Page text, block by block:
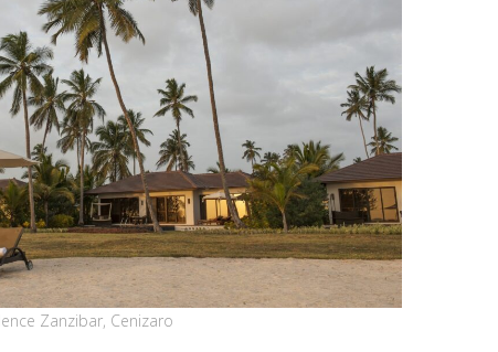
Zanzibar, Cenizaro